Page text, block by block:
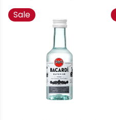
Sale